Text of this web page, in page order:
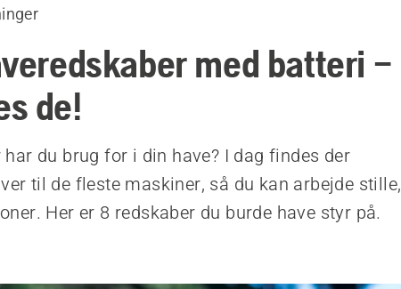
med batteri –
de!
du brug for i din have? I dag findes der
til de fleste maskiner, så du kan arbejde stille,
Her er 8 redskaber du burde have styr på.